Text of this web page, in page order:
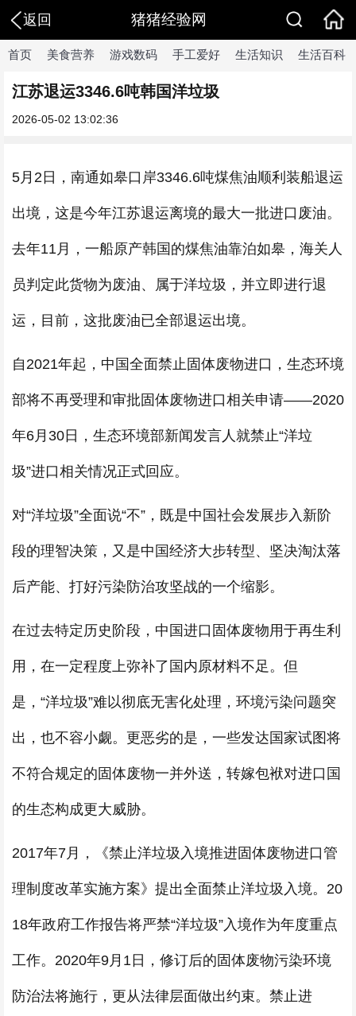
返回 猪猪经验网
首页 美食营养 游戏数码 手工爱好 生活知识 生活百科
江苏退运3346.6吨韩国洋垃圾
2026-05-02 13:02:36
5月2日，南通如皋口岸3346.6吨煤焦油顺利装船退运
出境，这是今年江苏退运离境的最大一批进口废油。
去年11月，一船原产韩国的煤焦油靠泊如皋，海关人
员判定此货物为废油、属于洋垃圾，并立即进行退
运，目前，这批废油已全部退运出境。
自2021年起，中国全面禁止固体废物进口，生态环境
部将不再受理和审批固体废物进口相关申请——2020
年6月30日，生态环境部新闻发言人就禁止“洋垃
圾”进口相关情况正式回应。
对“洋垃圾”全面说“不”，既是中国社会发展步入新阶
段的理智决策，又是中国经济大步转型、坚决淘汰落
后产能、打好污染防治攻坚战的一个缩影。
在过去特定历史阶段，中国进口固体废物用于再生利
用，在一定程度上弥补了国内原材料不足。但
是，“洋垃圾”难以彻底无害化处理，环境污染问题突
出，也不容小觑。更恶劣的是，一些发达国家试图将
不符合规定的固体废物一并外送，转嫁包袱对进口国
的生态构成更大威胁。
2017年7月，《禁止洋垃圾入境推进固体废物进口管
理制度改革实施方案》提出全面禁止洋垃圾入境。20
18年政府工作报告将严禁“洋垃圾”入境作为年度重点
工作。2020年9月1日，修订后的固体废物污染环境
防治法将施行，更从法律层面做出约束。禁止进